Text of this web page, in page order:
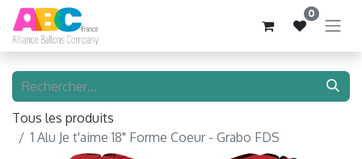
0
Tous les produits
1 Alu Je t'aime 18" Forme Coeur - Grabo FDS